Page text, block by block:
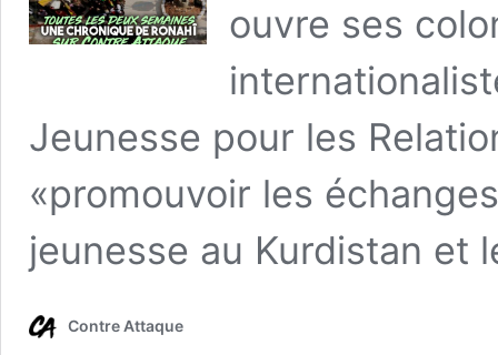
ouvre ses
Jeunesse pour les
«promouvoir les
jeunesse au Kurdistan et
Contre Attaque